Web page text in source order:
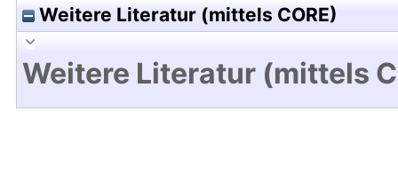
Weitere Literatur (mittels CORE)
Weitere Literatur (mittels